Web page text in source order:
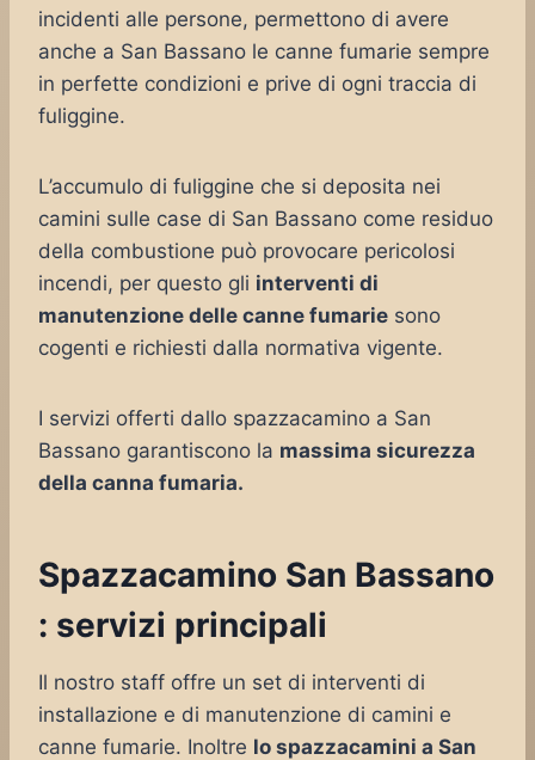
incidenti alle persone, permettono di avere
anche a San Bassano le canne fumarie sempre
in perfette condizioni e prive di ogni traccia di
fuliggine.
L’accumulo di fuliggine che si deposita nei
camini sulle case di San Bassano come residuo
della combustione può provocare pericolosi
incendi, per questo gli interventi di
manutenzione delle canne fumarie sono
cogenti e richiesti dalla normativa vigente.
I servizi offerti dallo spazzacamino a San
Bassano garantiscono la massima sicurezza
della canna fumaria.
Spazzacamino San Bassano
: servizi principali
Il nostro staff offre un set di interventi di
installazione e di manutenzione di camini e
canne fumarie. Inoltre lo spazzacamini a San